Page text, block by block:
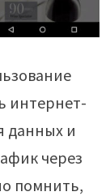
интернет-
данных и
через
помнить,